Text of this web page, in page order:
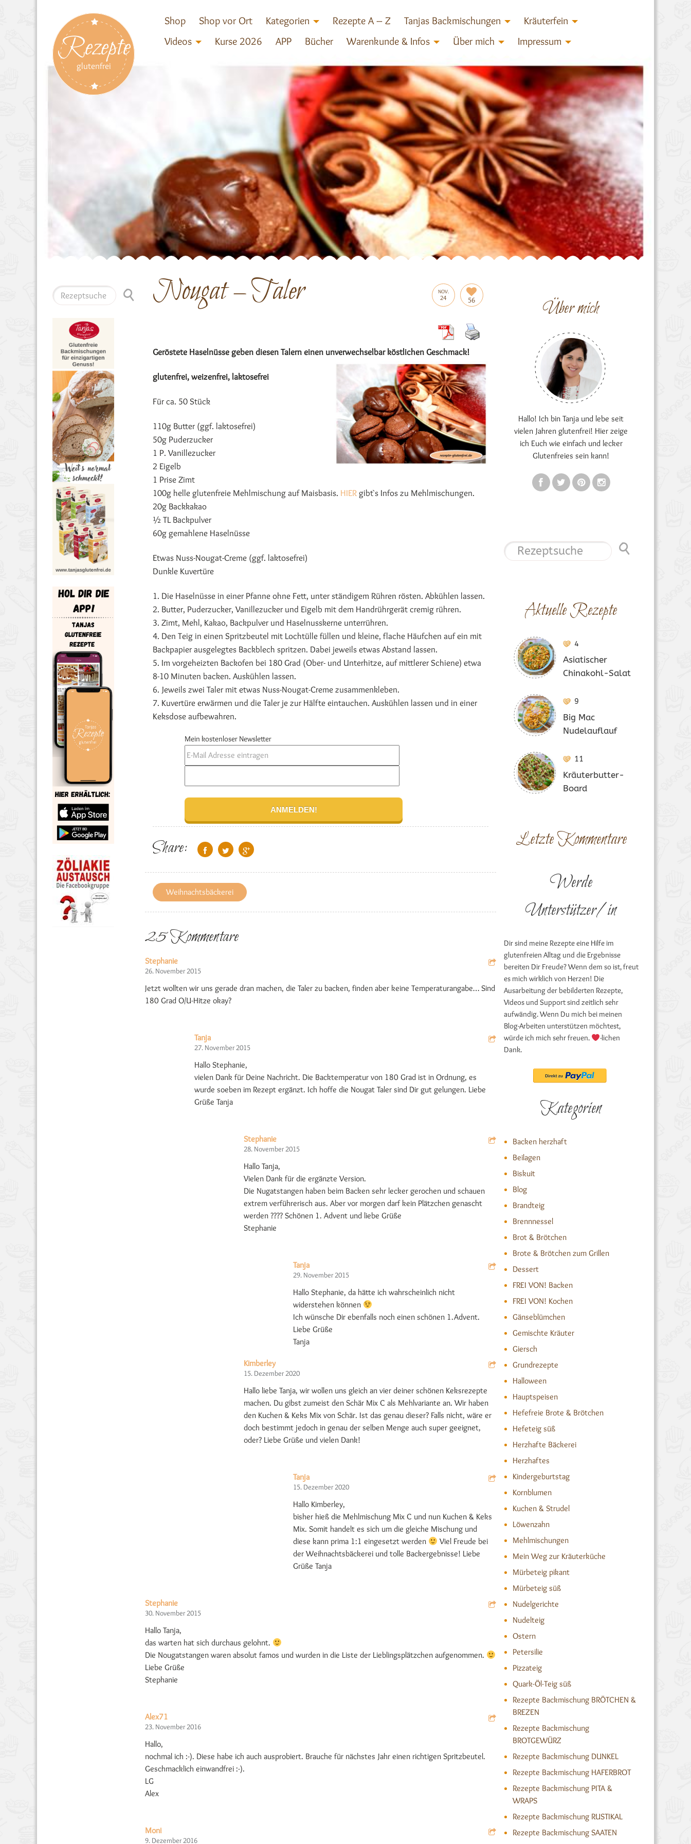
Rezepte
glutenfrei
Shop Shop vor Ort Kategorien Rezepte A – Z Tanjas Backmischungen
Kräuterfein
Videos
Kurse 2026 APP Bücher Warenkunde & Infos Über mich Impressum
NOV.
24 56
Nougat – Taler
Geröstete Haselnüsse geben diesen Talern einen unverwechselbar köstlichen Geschmack!
glutenfrei, weizenfrei, laktosefrei
Für ca. 50 Stück
110g Butter (ggf. laktosefrei)
50g Puderzucker
1 P. Vanillezucker
2 Eigelb
1 Prise Zimt
100g helle glutenfreie Mehlmischung auf Maisbasis. HIER gibt`s Infos zu Mehlmischungen.
20g Backkakao
½ TL Backpulver
60g gemahlene Haselnüsse
Etwas Nuss-Nougat-Creme (ggf. laktosefrei)
Dunkle Kuvertüre
1. Die Haselnüsse in einer Pfanne ohne Fett, unter ständigem Rühren rösten. Abkühlen lassen.
2. Butter, Puderzucker, Vanillezucker und Eigelb mit dem Handrührgerät cremig rühren.
3. Zimt, Mehl, Kakao, Backpulver und Haselnusskerne unterrühren.
4. Den Teig in einen Spritzbeutel mit Lochtülle füllen und kleine, flache Häufchen auf ein mit
Backpapier ausgelegtes Backblech spritzen. Dabei jeweils etwas Abstand lassen.
5. Im vorgeheizten Backofen bei 180 Grad (Ober- und Unterhitze, auf mittlerer Schiene) etwa
8-10 Minuten backen. Auskühlen lassen.
6. Jeweils zwei Taler mit etwas Nuss-Nougat-Creme zusammenkleben.
7. Kuvertüre erwärmen und die Taler je zur Hälfte eintauchen. Auskühlen lassen und in einer
Keksdose aufbewahren.
Mein kostenloser Newsletter
Share:
Weihnachtsbäckerei
25 Kommentare
Stephanie
26. November 2015
Jetzt wollten wir uns gerade dran machen, die Taler zu backen, finden aber keine Temperaturangabe… Sind
180 Grad O/U-Hitze okay?
Tanja
27. November 2015
Hallo Stephanie,
vielen Dank für Deine Nachricht. Die Backtemperatur von 180 Grad ist in Ordnung, es
wurde soeben im Rezept ergänzt. Ich hoffe die Nougat Taler sind Dir gut gelungen. Liebe
Grüße Tanja
Stephanie
28. November 2015
Hallo Tanja,
Vielen Dank für die ergänzte Version.
Die Nugatstangen haben beim Backen sehr lecker gerochen und schauen
extrem verführerisch aus. Aber vor morgen darf kein Plätzchen genascht
werden ???? Schönen 1. Advent und liebe Grüße
Stephanie
Tanja
29. November 2015
Hallo Stephanie, da hätte ich wahrscheinlich nicht
widerstehen können
Ich wünsche Dir ebenfalls noch einen schönen 1.Advent.
Liebe Grüße
Tanja
Kimberley
15. Dezember 2020
Hallo liebe Tanja, wir wollen uns gleich an vier deiner schönen Keksrezepte
machen. Du gibst zumeist den Schär Mix C als Mehlvariante an. Wir haben
den Kuchen & Keks Mix von Schär. Ist das genau dieser? Falls nicht, wäre er
doch bestimmt jedoch in genau der selben Menge auch super geeignet,
oder? Liebe Grüße und vielen Dank!
Tanja
15. Dezember 2020
Hallo Kimberley,
bisher hieß die Mehlmischung Mix C und nun Kuchen & Keks
Mix. Somit handelt es sich um die gleiche Mischung und
diese kann prima 1:1 eingesetzt werden
Viel Freude bei
der Weihnachtsbäckerei und tolle Backergebnisse! Liebe
Grüße Tanja
Stephanie
30. November 2015
Hallo Tanja,
das warten hat sich durchaus gelohnt.
Die Nougatstangen waren absolut famos und wurden in die Liste der Lieblingsplätzchen aufgenommen.
Liebe Grüße
Stephanie
Alex71
23. November 2016
Hallo,
nochmal ich :-). Diese habe ich auch ausprobiert. Brauche für nächstes Jahr einen richtigen Spritzbeutel.
Geschmacklich einwandfrei :-).
LG
Alex
Moni
9. Dezember 2016
Über mich
Hallo! Ich bin Tanja und lebe seit
vielen Jahren glutenfrei! Hier zeige
ich Euch wie einfach und lecker
Glutenfreies sein kann!
Aktuelle Rezepte
4
Asiatischer
Chinakohl-Salat
9
Big Mac
Nudelauflauf
11
Kräuterbutter-
Board
Letzte Kommentare
Werde
Unterstützer/in
Dir sind meine Rezepte eine Hilfe im
glutenfreien Alltag und die Ergebnisse
bereiten Dir Freude? Wenn dem so ist, freut
es mich wirklich von Herzen! Die
Ausarbeitung der bebilderten Rezepte,
Videos und Support sind zeitlich sehr
aufwändig. Wenn Du mich bei meinen
Blog-Arbeiten unterstützen möchtest,
würde ich mich sehr freuen.
-lichen
Dank.
Kategorien
Backen herzhaft
Beilagen
Biskuit
Blog
Brandteig
Brennnessel
Brot & Brötchen
Brote & Brötchen zum Grillen
Dessert
FREI VON! Backen
FREI VON! Kochen
Gänseblümchen
Gemischte Kräuter
Giersch
Grundrezepte
Halloween
Hauptspeisen
Hefefreie Brote & Brötchen
Hefeteig süß
Herzhafte Bäckerei
Herzhaftes
Kindergeburtstag
Kornblumen
Kuchen & Strudel
Löwenzahn
Mehlmischungen
Mein Weg zur Kräuterküche
Mürbeteig pikant
Mürbeteig süß
Nudelgerichte
Nudelteig
Ostern
Petersilie
Pizzateig
Quark-Öl-Teig süß
Rezepte Backmischung BRÖTCHEN &
BREZEN
Rezepte Backmischung
BROTGEWÜRZ
Rezepte Backmischung DUNKEL
Rezepte Backmischung HAFERBROT
Rezepte Backmischung PITA &
WRAPS
Rezepte Backmischung RUSTIKAL
Rezepte Backmischung SAATEN